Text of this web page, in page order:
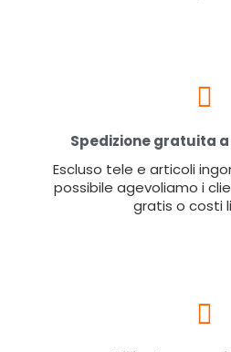
Spedizione gratuita
Escluso tele e articoli
possibile agevoliamo i
gratis o costi